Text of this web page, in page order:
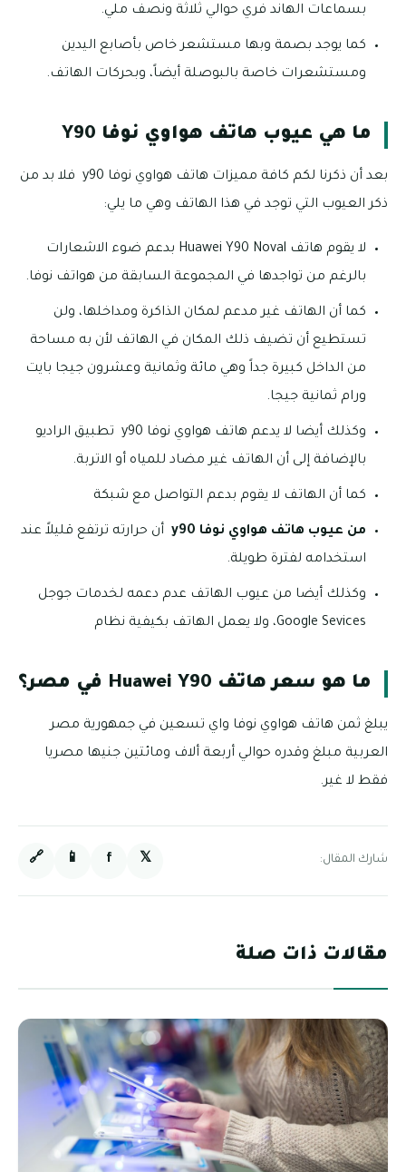
بسماعات الهاند فري حوالي ثلاثة ونصف ملي.
كما يوجد بصمة وبها مستشعر خاص بأصابع اليدين
ومستشعرات خاصة بالبوصلة أيضاً، وبحركات الهاتف.
ما هي عيوب هاتف هواوي نوفا Y90
بعد أن ذكرنا لكم كافة مميزات هاتف هواوي نوفا y90 فلا بد من
ذكر العيوب التي توجد في هذا الهاتف وهي ما يلي:
لا يقوم هاتف Huawei Y90 Noval بدعم ضوء الاشعارات
بالرغم من تواجدها في المجموعة السابقة من هواتف نوفا.
كما أن الهاتف غير مدعم لمكان الذاكرة ومداخلها، ولن
تستطيع أن تضيف ذلك المكان في الهاتف لأن به مساحة
من الداخل كبيرة جداً وهي مائة وثمانية وعشرون جيجا بايت
ورام ثمانية جيجا.
وكذلك أيضا لا يدعم هاتف هواوي نوفا y90 تطبيق الراديو
بالإضافة إلى أن الهاتف غير مضاد للمياه أو الاتربة.
كما أن الهاتف لا يقوم بدعم التواصل مع شبكة
من عيوب هاتف هواوي نوفا y90 أن حرارته ترتفع قليلاً عند
استخدامه لفترة طويلة.
وكذلك أيضا من عيوب الهاتف عدم دعمه لخدمات جوجل
Google Sevices، ولا يعمل الهاتف بكيفية نظام
ما هو سعر هاتف Huawei Y90 في مصر؟
يبلغ ثمن هاتف هواوي نوفا واي تسعين في جمهورية مصر
العربية مبلغ وقدره حوالي أربعة ألاف ومائتين جنيها مصريا
فقط لا غير.
شارك المقال: 𝕏
f
📱
🔗
مقالات ذات صلة